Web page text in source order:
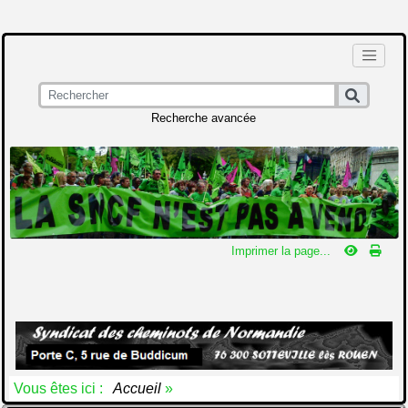
Recherche avancée
Imprimer la page...
Vous êtes ici : Accueil »